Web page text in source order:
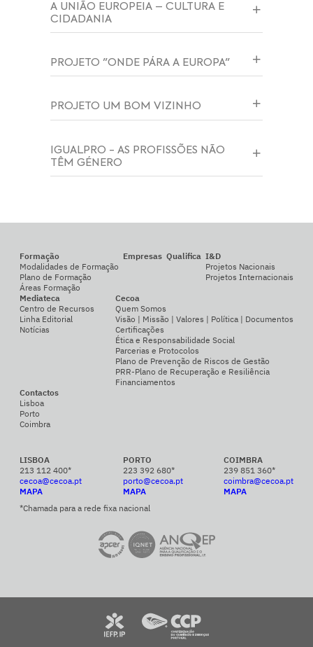
A UNIÃO EUROPEIA – CULTURA E
CIDADANIA
PROJETO "ONDE PÁRA A EUROPA"
PROJETO UM BOM VIZINHO
IGUALPRO - AS PROFISSÕES NÃO
TÊM GÉNERO
Formação
Modalidades de Formação
Plano de Formação
Áreas Formação
Empresas Qualifica I&D
Projetos Nacionais
Projetos Internacionais
Mediateca
Centro de Recursos
Linha Editorial
Notícias
Cecoa
Quem Somos
Visão | Missão | Valores | Política | Documentos
Certificações
Ética e Responsabilidade Social
Parcerias e Protocolos
Plano de Prevenção de Riscos de Gestão
PRR-Plano de Recuperação e Resiliência
Financiamentos
Contactos
Lisboa
Porto
Coimbra
LISBOA
213 112 400*
cecoa@cecoa.pt
MAPA
PORTO
223 392 680*
porto@cecoa.pt
MAPA
COIMBRA
239 851 360*
coimbra@cecoa.pt
MAPA
*Chamada para a rede fixa nacional